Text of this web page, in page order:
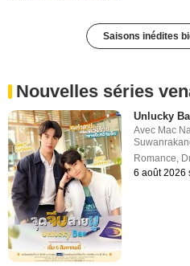
Saisons inédites
Nouvelles séries
Unlucky
Avec Mac
Romance,
6 août 2026